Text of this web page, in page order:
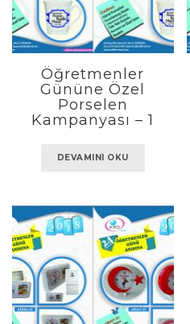
Öğretmenler
Gününe Özel
Porselen
Kampanyası – 1
DEVAMINI OKU